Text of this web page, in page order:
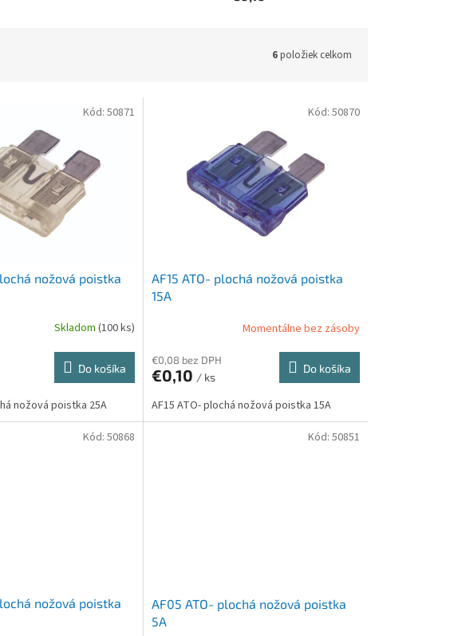
6položiek celkom
nožová poistka
Skladom (100 ks)
Do košíka
nožová poistka 25A
Kód: 50871
AF15 ATO- plochá nožová poistka
15A
Momentálne bez zásoby
€0,08 bez DPH
€0,10 / ks
Do košíka
AF15 ATO- plochá nožová poistka 15A
Kód: 50870
nožová poistka
Kód: 50868
AF05 ATO- plochá nožová poistka
5A
Kód: 50851